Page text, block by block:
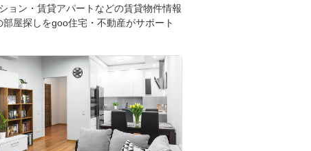
ョン・賃貸アパートなどの賃貸物件情報
屋探しをgoo住宅・不動産がサポート